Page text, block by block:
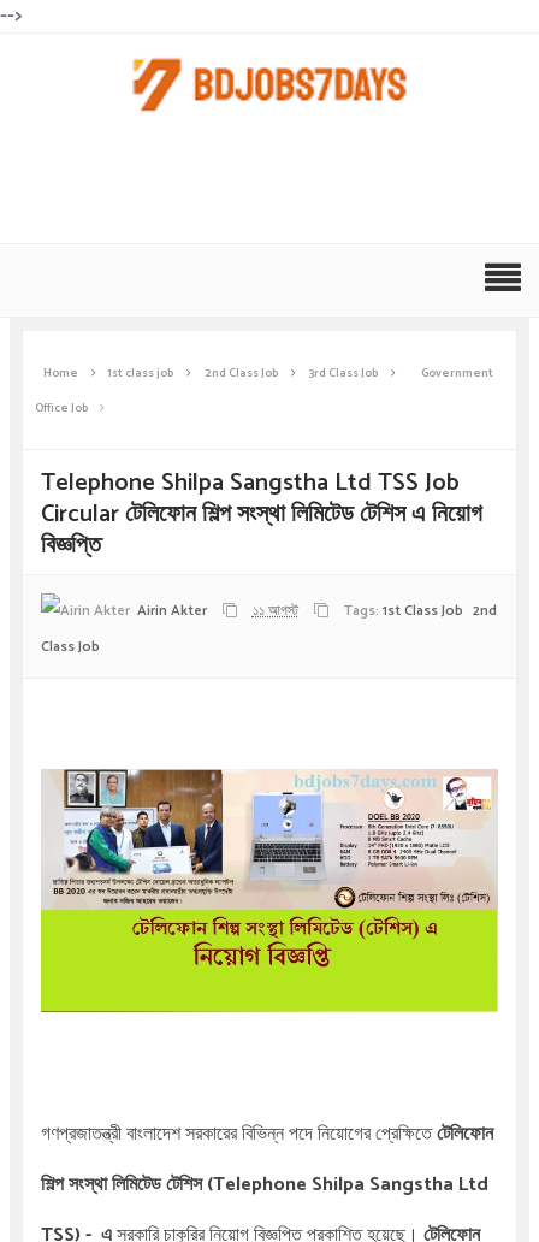
-->
Home 1st class job 2nd Class Job 3rd Class Job
Government
Office Job
Telephone Shilpa Sangstha Ltd TSS Job
Circular টেলিফোন শিল্প সংস্থা লিমিটেড টেশিস এ নিয়োগ
বিজ্ঞপ্তি
Airin Akter ১১ আগস্ট Tags: 1st Class Job 2nd
Class Job
গণপ্রজাতন্ত্রী বাংলাদেশ সরকারের বিভিন্ন পদেনিয়োগের প্রেক্ষিতেটেলিফোন
শিল্প সংস্থা লিমিটেড টেশিস(Telephone Shilpa Sangstha Ltd
TSS)- এসরকারি চাকুরির নিয়োগ বিজ্ঞপ্তি প্রকাশিত হয়েছে। টেলিফোন